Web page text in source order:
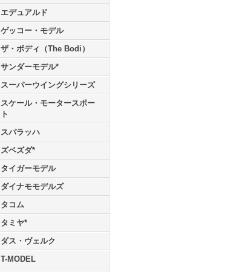
エデュアルド
ゲッコー・モデル
ザ・ボディ（The Bodi）
サンダーモデル*
スーパーウイングシリーズ
スケール・モータースポー
ト
スパラッハ
ズベズダ*
タイガーモデル
ダイナモモデルズ
タコム
タミヤ*
ダス・ヴェルク
T-MODEL